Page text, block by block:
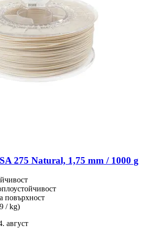
275 Natural, 1,75 mm / 1000 g
повърхност
/ kg)
август